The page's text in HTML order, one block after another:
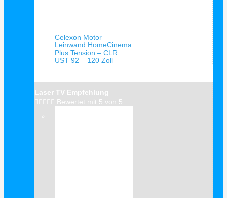
Celexon Motor
Leinwand HomeCinema
Plus Tension – CLR
UST 92 – 120 Zoll
Laser TV Empfehlung
     Bewertet mit 5 von 5